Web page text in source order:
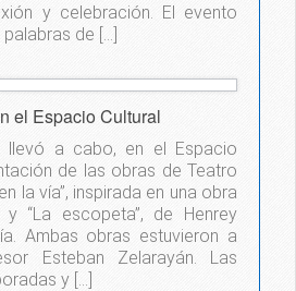
y celebración. El evento
de […]
el Espacio Cultural
llevó a cabo, en el Espacio
de las obras de Teatro
la vía”, inspirada en una obra
“La escopeta”, de Henrey
Ambas obras estuvieron a
Esteban Zelarayán. Las
y […]